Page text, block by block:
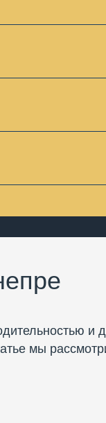
составляет
составляют
не
если в этом
и
мы